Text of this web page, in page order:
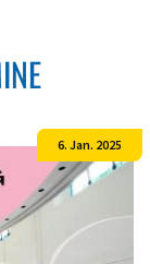
6. Jan. 2025